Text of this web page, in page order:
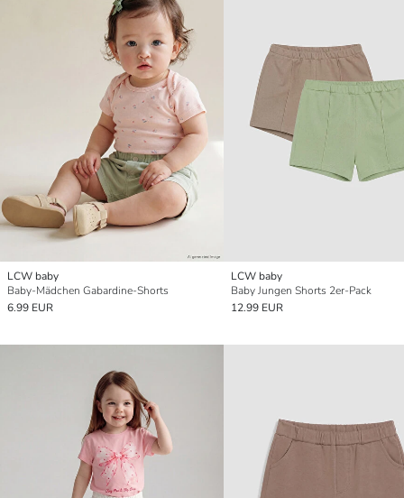
LCW baby
Baby-Mädchen Gabardine-Shorts
6.99 EUR
LCW baby
Baby Jungen Shorts 2er-Pack
12.99 EUR